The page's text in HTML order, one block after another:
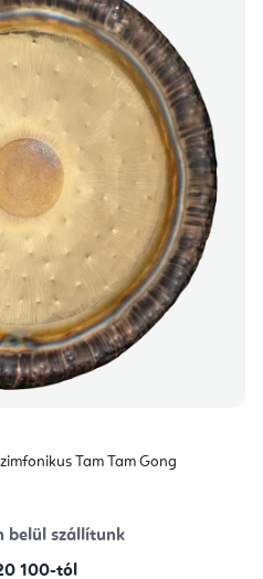
Tam Tam Gong
belül szállítunk
100-tól